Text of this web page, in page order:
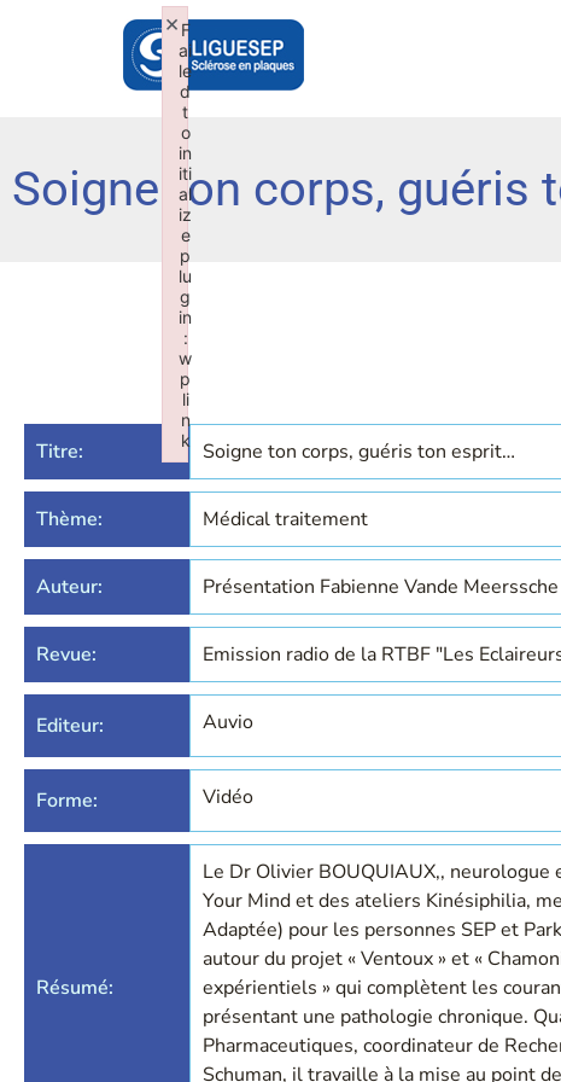
Soigne ton corps, guéris
Titre: Soigne ton corps, guéris ton esprit…
Thème: Médical traitement
Auteur: Présentation Fabienne Vande Meerssche
Revue: Emission radio de la RTBF "Les
Editeur: Auvio
Forme: Vidéo
Résumé:
Le Dr Olivier BOUQUIAUX,,
Your Mind et des ateliers Kinésiphilia,
Adaptée) pour les personnes SEP et
autour du projet « Ventoux » et «
expérientiels » qui complètent les
présentant une pathologie chronique.
Pharmaceutiques, coordinateur de
Schuman, il travaille à la mise au point
F
ai
le
d
t
o
in
iti
al
iz
e
p
lu
g
in
:
w
p
li
n
k
×
Failed to initialize plugin: wplink